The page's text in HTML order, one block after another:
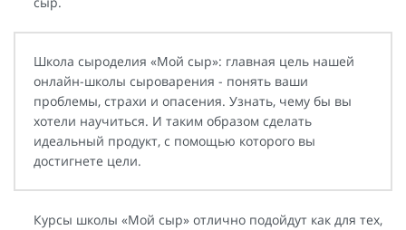
Школа сыроделия «Мой сыр»: главная цель нашей
онлайн-школы сыроварения - понять ваши
проблемы, страхи и опасения. Узнать, чему бы вы
хотели научиться. И таким образом сделать
идеальный продукт, с помощью которого вы
достигнете цели.
Курсы школы «Мой сыр» отлично подойдут как для тех,